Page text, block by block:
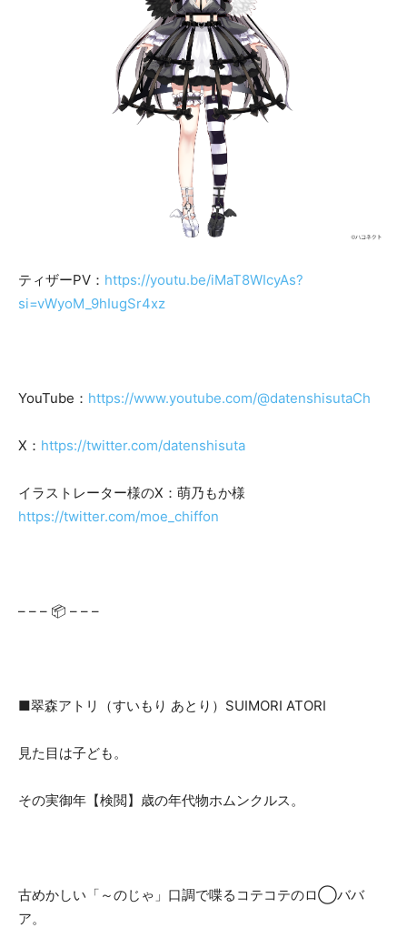
ティザーPV： https://youtu.be/iMaT8WIcyAs?
si=vWyoM_9hIugSr4xz
YouTube： https://www.youtube.com/@datenshisutaCh
X： https://twitter.com/datenshisuta
イラストレーター様のX：萌乃もか様
https://twitter.com/moe_chiffon
– – – 📦 – – –
■翠森アトリ（すいもり あとり）SUIMORI ATORI
見た目は子ども。
その実御年【検閲】歳の年代物ホムンクルス。
古めかしい「～のじゃ」口調で喋るコテコテのロ◯ババ
ア。